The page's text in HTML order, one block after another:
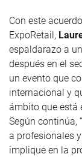
Con este
ExpoRetail,
espaldarazo a
después en el
un evento que
internacional y
ámbito que está
Según continúa,
a profesionales
implique en la